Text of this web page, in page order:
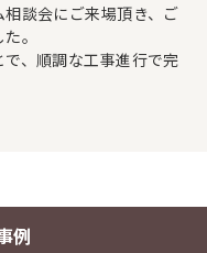
談会にご来場頂き、ご
。
、順調な工事進行で完
例